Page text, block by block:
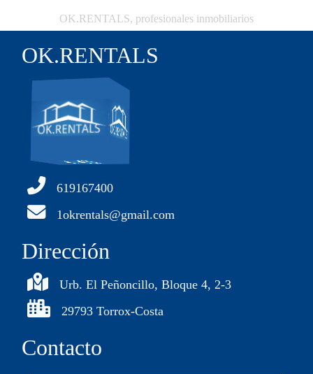
OK.RENTALS, profesionales inmobiliarios
OK.RENTALS
619167400
1okrentals@gmail.com
Dirección
Urb. El Peñoncillo, Bloque 4, 2-3
29793 Torrox-Costa
Contacto